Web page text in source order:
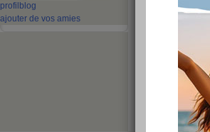
profil blog
ajouter de vos amies
Bon je vois
retrouvé la
que d'autres
Allez les